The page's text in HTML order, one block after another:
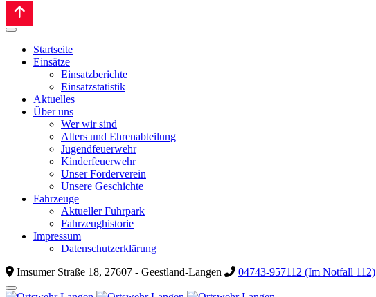
Startseite
Einsätze
Einsatzberichte
Einsatzstatistik
Aktuelles
Über uns
Wer wir sind
Alters und Ehrenabteilung
Jugendfeuerwehr
Kinderfeuerwehr
Unser Förderverein
Unsere Geschichte
Fahrzeuge
Aktueller Fuhrpark
Fahrzeughistorie
Impressum
Datenschutzerklärung
Imsumer Straße 18, 27607 - Geestland-Langen
04743-957112 (Im Notfall 112)